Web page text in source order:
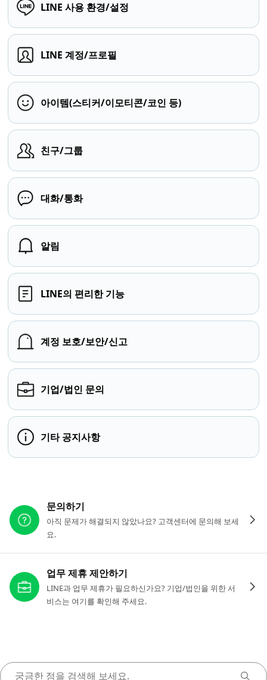
LINE 사용 환경/설정
LINE 계정/프로필
아이템(스티커/이모티콘/코인 등)
친구/그룹
대화/통화
알림
LINE의 편리한 기능
계정 보호/보안/신고
기업/법인 문의
기타 공지사항
문의하기
아직 문제가 해결되지 않았나요? 고객센터에 문의해 보세
요.
업무 제휴 제안하기
LINE과 업무 제휴가 필요하신가요? 기업/법인을 위한 서
비스는 여기를 확인해 주세요.